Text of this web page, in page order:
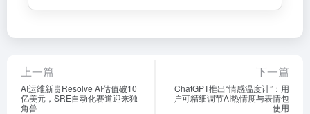
上一篇
AI运维新贵Resolve AI估值破10
亿美元，SRE自动化赛道迎来独
角兽
下一篇
ChatGPT推出“情感温度计”：用
户可精细调节AI热情度与表情包
使用